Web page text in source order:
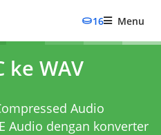
16 Menu
ke WAV
Audio
Audio dengan konverter